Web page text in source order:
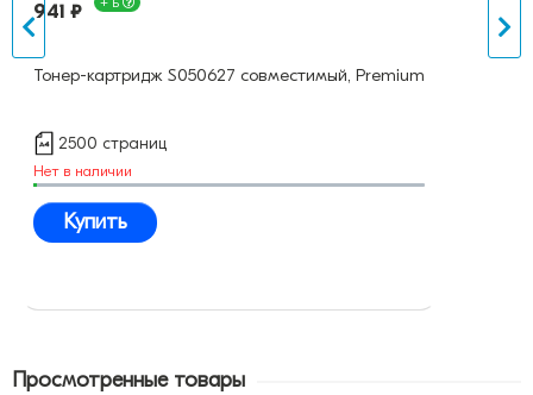
941 ₽ + Б
Тонер-картридж S050627 совместимый, Premium
2500 страниц
Нет в наличии
Купить
Просмотренные товары